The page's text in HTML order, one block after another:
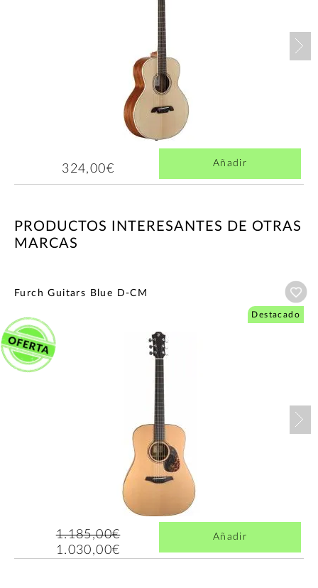
324,00€ Añadir
PRODUCTOS INTERESANTES DE OTRAS
MARCAS
Furch Guitars Blue D-CM
Destacado
1.185,00€
1.030,00€
Añadir